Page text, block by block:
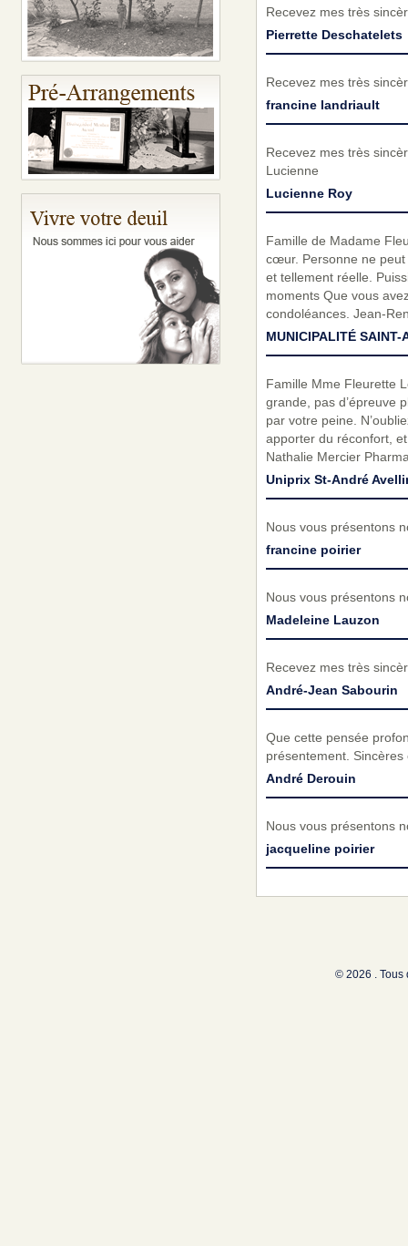
Recevez mes très
Pierrette Deschatelets
Recevez mes très
francine landriault
Recevez mes très
Lucienne
Lucienne Roy
Famille de Madame
cœur. Personne ne peut
et tellement réelle.
moments Que vous
condoléances. Jean-
MUNICIPALITÉ SAINT-
Famille Mme Fleurette
grande, pas d’épreuve
par votre peine.
apporter du réconfort,
Nathalie Mercier
Uniprix St-André
Nous vous présentons
francine poirier
Nous vous présentons
Madeleine Lauzon
Recevez mes très
André-Jean Sabourin
Que cette pensée
présentement.
André Derouin
Nous vous présentons
jacqueline poirier
© 2026 . Tous